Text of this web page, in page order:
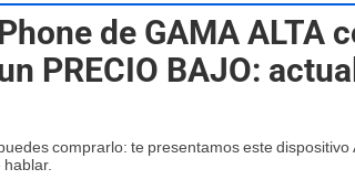
de GAMA ALTA
PRECIO BAJO:
comprarlo: te presentamos este